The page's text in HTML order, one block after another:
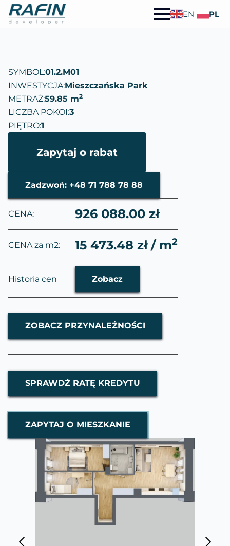
EN PL
SYMBOL:01.2.M01
INWESTYCJA:Mieszczańska Park
METRAŻ:59.85 m2
LICZBA POKOI:3
PIĘTRO:1
Zapytaj o rabat
Zadzwoń: +48 71 788 78 88
CENA: 926 088.00 zł
CENA za m2: 15 473.48 zł / m2
Historia cen Zobacz
ZOBACZ PRZYNALEŻNOŚCI
SPRAWDŹ RATĘ KREDYTU
ZAPYTAJ O MIESZKANIE